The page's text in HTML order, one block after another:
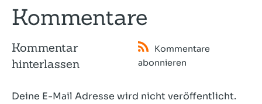
Kommentare
Kommentar
hinterlassen
Kommentare
abonnieren
Deine E-Mail Adresse wird nicht veröffentlicht.